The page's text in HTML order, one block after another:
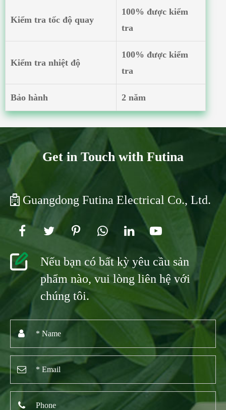
Kiểm tra tốc độ quay
100% được kiểm
tra
Kiểm tra nhiệt độ
100% được kiểm
tra
Bảo hành 2 năm
Get in Touch with Futina
Guangdong Futina Electrical Co., Ltd.
Nếu bạn có bất kỳ yêu cầu sản
phẩm nào, vui lòng liên hệ với
chúng tôi.